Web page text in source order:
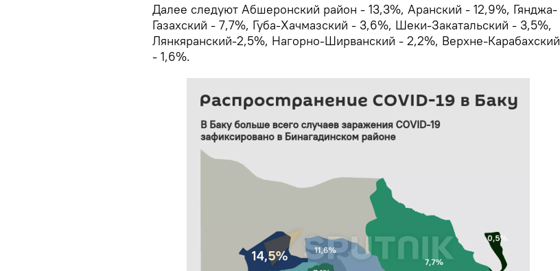
Далее следуют Абшеронский район - 13,3%, Аранский - 12,9%, Гянджа-
Газахский - 7,7%, Губа-Хачмазский - 3,6%, Шеки-Закатальский - 3,5%,
Лянкяранский-2,5%, Нагорно-Ширванский - 2,2%, Верхне-Карабахский
- 1,6%.